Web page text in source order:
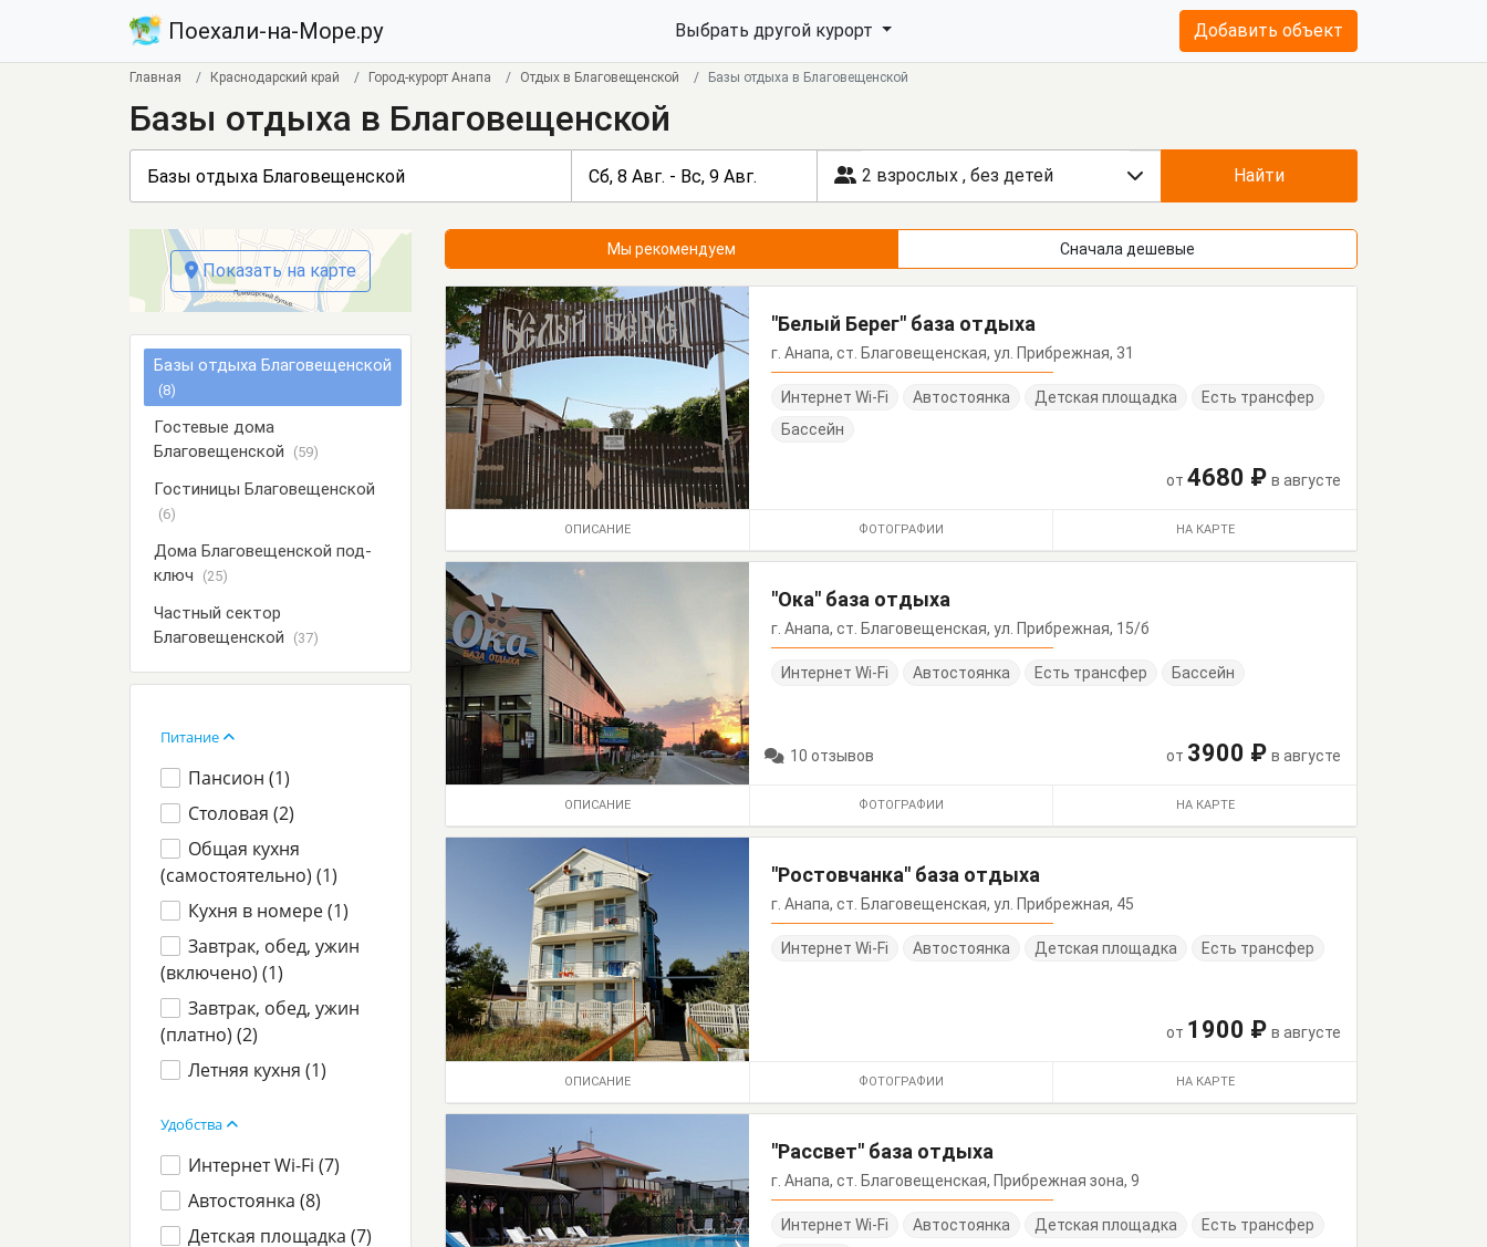
Поехали-на-Море.ру Выбрать другой курорт Добавить объект
Главная Краснодарский край Город-курорт Анапа Отдых в Благовещенской Базы отдыха в Благовещенской
Базы отдыха в Благовещенской
2 взрослых , без детей Найти
Мы рекомендуем Сначала дешевые
"Белый Берег" база отдыха
г. Анапа, ст. Благовещенская, ул. Прибрежная, 31
Интернет Wi-Fi Автостоянка Детская площадка
Есть трансфер
Бассейн
от 4680 ₽ в августе
ОПИСАНИЕ ФОТОГРАФИИ НА КАРТЕ
"Ока" база отдыха
г. Анапа, ст. Благовещенская, ул. Прибрежная, 15/б
Интернет Wi-Fi Автостоянка Есть трансфер Бассейн
10 отзывов от 3900 ₽ в августе
ОПИСАНИЕ ФОТОГРАФИИ НА КАРТЕ
"Ростовчанка" база отдыха
г. Анапа, ст. Благовещенская, ул. Прибрежная, 45
Интернет Wi-Fi Автостоянка Детская площадка Есть трансфер
от 1900 ₽ в августе
ОПИСАНИЕ ФОТОГРАФИИ НА КАРТЕ
"Рассвет" база отдыха
г. Анапа, ст. Благовещенская, Прибрежная зона, 9
Интернет Wi-Fi Автостоянка Детская площадка
Есть трансфер
Показать на карте
Базы отдыха Благовещенской
(8)
Гостевые дома
Благовещенской
(59)
Гостиницы Благовещенской
(6)
Дома Благовещенской под-
ключ
(25)
Частный сектор
Благовещенской
(37)
Питание
Пансион (1)
Столовая (2)
Общая кухня
(самостоятельно) (1)
Кухня в номере (1)
Завтрак, обед, ужин
(включено) (1)
Завтрак, обед, ужин
(платно) (2)
Летняя кухня (1)
Удобства
Интернет Wi-Fi (7)
Автостоянка (8)
Детская площадка (7)